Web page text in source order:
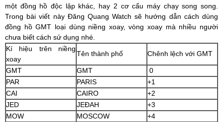
một đồng hồ độc lập khác, hay 2 cơ cấu máy chạy song song.
Trong bài viết này Đăng Quang Watch sẽ hướng dẫn cách dùng
đồng hồ GMT loại dùng niềng xoay, vòng xoay mà nhiều người
chưa biết cách sử dụng nhé.
Kí hiệu trên niềng
xoay
Tên thành phố Chênh lệch với GMT
GMT GMT
0
PAR
PARIS
+1
CAI
CAIRO
+2
JED
JEĐAH
+3
MOW
MOSCOW
+4